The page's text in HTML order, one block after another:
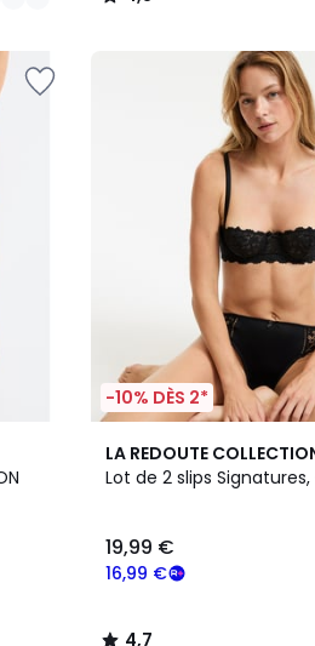
/
-10% DÈS 2*
LA REDOUTE
Lot de 2 slips Signatures,
16,99 €
19,99 €
4,7
/ 5
3
Couleurs
4,7